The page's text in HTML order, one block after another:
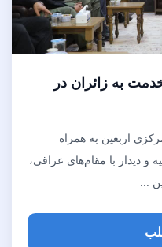
به زائران در
اربعین به همراه
و دیدار با مقام‌های عراقی،
...